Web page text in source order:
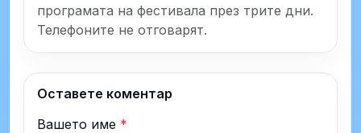
програмата на фестивала през трите дни.
Телефоните не отговарят.
Оставете коментар
Вашето име *